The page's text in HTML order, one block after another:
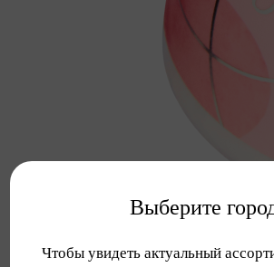
Выберите
Чтобы увидеть актуальный